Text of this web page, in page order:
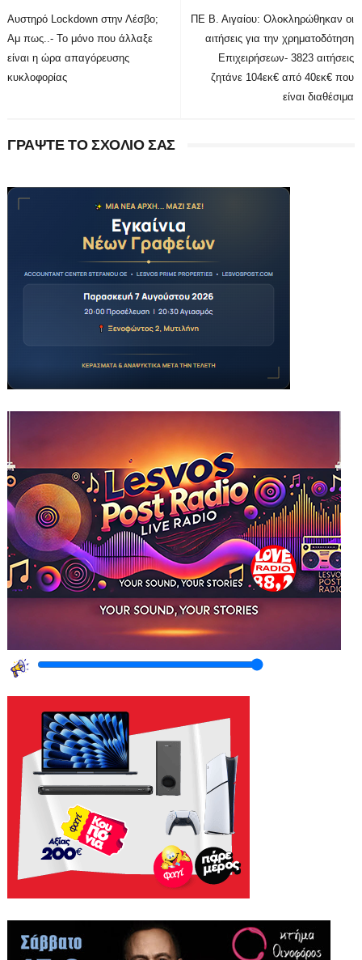
ΠΕ Β. Αιγαίου: Ολοκληρώθηκαν οι
αιτήσεις για την χρηματοδότηση
Επιχειρήσεων- 3823 αιτήσεις
ζητάνε 104εκ€ από 40εκ€ που
είναι διαθέσιμα
Αυστηρό Lockdown στην Λέσβο;
Αμ πως..- Το μόνο που άλλαξε
είναι η ώρα απαγόρευσης
κυκλοφορίας
ΓΡΑΨΤΕ ΤΟ ΣΧΟΛΙΟ ΣΑΣ